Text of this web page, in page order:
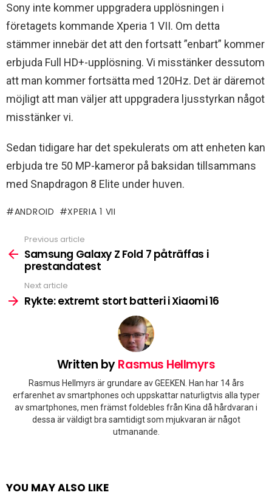
Sony inte kommer uppgradera upplösningen i
företagets kommande Xperia 1 VII. Om detta
stämmer innebär det att den fortsatt ”enbart” kommer
erbjuda Full HD+-upplösning. Vi misstänker dessutom
att man kommer fortsätta med 120Hz. Det är däremot
möjligt att man väljer att uppgradera ljusstyrkan något
misstänker vi.
Sedan tidigare har det spekulerats om att enheten kan
erbjuda tre 50 MP-kameror på baksidan tillsammans
med Snapdragon 8 Elite under huven.
ANDROID XPERIA 1 VII
more
Previous article
Samsung Galaxy Z Fold 7 påträffas i
prestandatest
Next article
Rykte: extremt stort batteri i Xiaomi 16
Written byRasmus Hellmyrs
Rasmus Hellmyrs är grundare av GEEKEN. Han har 14 års
erfarenhet av smartphones och uppskattar naturligtvis alla typer
av smartphones, men främst foldebles från Kina då hårdvaran i
dessa är väldigt bra samtidigt som mjukvaran är något
utmanande.
YOU MAY ALSO LIKE